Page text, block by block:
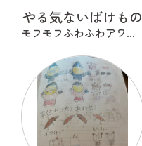
やる気ないばけもの
モフモフふわふわアワアワ